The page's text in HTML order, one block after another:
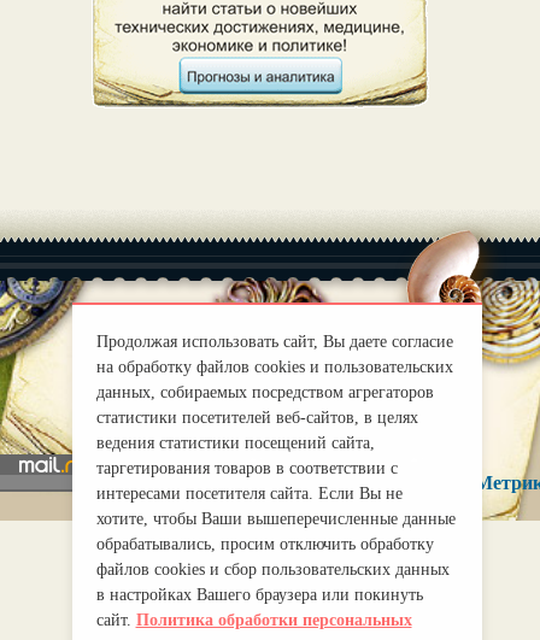
О нас |
Правила
mirprognoz@mail.ru
Продолжая использовать сайт, Вы даете согласие
на обработку файлов cookies и пользовательских
данных, собираемых посредством агрегаторов
статистики посетителей веб-сайтов, в целях
ведения статистики посещений сайта,
таргетирования товаров в соответствии с
интересами посетителя сайта. Если Вы не
хотите, чтобы Ваши вышеперечисленные данные
обрабатывались, просим отключить обработку
файлов cookies и сбор пользовательских данных
в настройках Вашего браузера или покинуть
сайт. Политика обработки персональных